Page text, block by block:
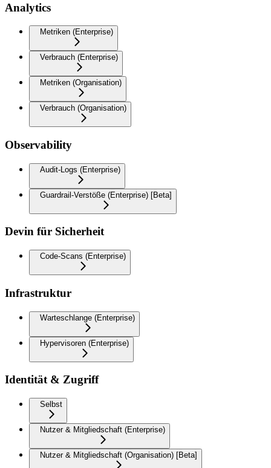
Analytics
Metriken (Enterprise)
Verbrauch (Enterprise)
Metriken (Organisation)
Verbrauch (Organisation)
Observability
Audit-Logs (Enterprise)
Guardrail-Verstöße (Enterprise) [Beta]
Devin für Sicherheit
Code-Scans (Enterprise)
Infrastruktur
Warteschlange (Enterprise)
Hypervisoren (Enterprise)
Identität & Zugriff
Selbst
Nutzer & Mitgliedschaft (Enterprise)
Nutzer & Mitgliedschaft (Organisation) [Beta]